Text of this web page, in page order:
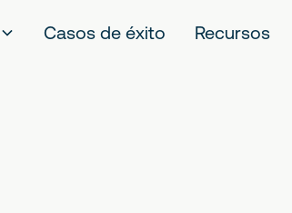
Casos de éxito Recursos